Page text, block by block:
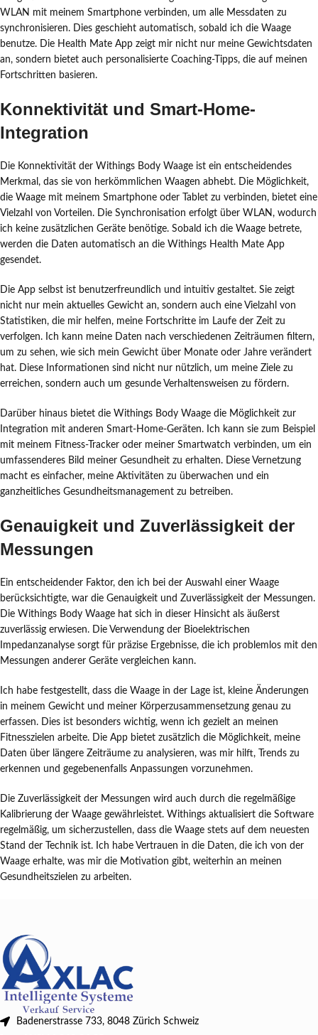
WLAN mit meinem Smartphone verbinden, um alle Messdaten zu
synchronisieren. Dies geschieht automatisch, sobald ich die Waage
benutze. Die Health Mate App zeigt mir nicht nur meine Gewichtsdaten
an, sondern bietet auch personalisierte Coaching-Tipps, die auf meinen
Fortschritten basieren.
Konnektivität und Smart-Home-
Integration
Die Konnektivität der Withings Body Waage ist ein entscheidendes
Merkmal, das sie von herkömmlichen Waagen abhebt. Die Möglichkeit,
die Waage mit meinem Smartphone oder Tablet zu verbinden, bietet eine
Vielzahl von Vorteilen. Die Synchronisation erfolgt über WLAN, wodurch
ich keine zusätzlichen Geräte benötige. Sobald ich die Waage betrete,
werden die Daten automatisch an die Withings Health Mate App
gesendet.
Die App selbst ist benutzerfreundlich und intuitiv gestaltet. Sie zeigt
nicht nur mein aktuelles Gewicht an, sondern auch eine Vielzahl von
Statistiken, die mir helfen, meine Fortschritte im Laufe der Zeit zu
verfolgen. Ich kann meine Daten nach verschiedenen Zeiträumen filtern,
um zu sehen, wie sich mein Gewicht über Monate oder Jahre verändert
hat. Diese Informationen sind nicht nur nützlich, um meine Ziele zu
erreichen, sondern auch um gesunde Verhaltensweisen zu fördern.
Darüber hinaus bietet die Withings Body Waage die Möglichkeit zur
Integration mit anderen Smart-Home-Geräten. Ich kann sie zum Beispiel
mit meinem Fitness-Tracker oder meiner Smartwatch verbinden, um ein
umfassenderes Bild meiner Gesundheit zu erhalten. Diese Vernetzung
macht es einfacher, meine Aktivitäten zu überwachen und ein
ganzheitliches Gesundheitsmanagement zu betreiben.
Genauigkeit und Zuverlässigkeit der
Messungen
Ein entscheidender Faktor, den ich bei der Auswahl einer Waage
berücksichtigte, war die Genauigkeit und Zuverlässigkeit der Messungen.
Die Withings Body Waage hat sich in dieser Hinsicht als äußerst
zuverlässig erwiesen. Die Verwendung der Bioelektrischen
Impedanzanalyse sorgt für präzise Ergebnisse, die ich problemlos mit den
Messungen anderer Geräte vergleichen kann.
Ich habe festgestellt, dass die Waage in der Lage ist, kleine Änderungen
in meinem Gewicht und meiner Körperzusammensetzung genau zu
erfassen. Dies ist besonders wichtig, wenn ich gezielt an meinen
Fitnesszielen arbeite. Die App bietet zusätzlich die Möglichkeit, meine
Daten über längere Zeiträume zu analysieren, was mir hilft, Trends zu
erkennen und gegebenenfalls Anpassungen vorzunehmen.
Die Zuverlässigkeit der Messungen wird auch durch die regelmäßige
Kalibrierung der Waage gewährleistet. Withings aktualisiert die Software
regelmäßig, um sicherzustellen, dass die Waage stets auf dem neuesten
Stand der Technik ist. Ich habe Vertrauen in die Daten, die ich von der
Waage erhalte, was mir die Motivation gibt, weiterhin an meinen
Gesundheitszielen zu arbeiten.
Badenerstrasse 733, 8048 Zürich Schweiz